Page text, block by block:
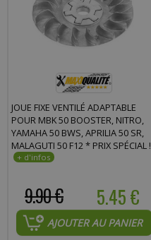
JOUE FIXE VENTILÉ ADAPTABLE
POUR MBK 50 BOOSTER, NITRO,
YAMAHA 50 BWS, APRILIA 50 SR,
MALAGUTI 50 F12 * PRIX SPÉCIAL !
5.45 €
9.90 €
AJOUTER AU PANIER